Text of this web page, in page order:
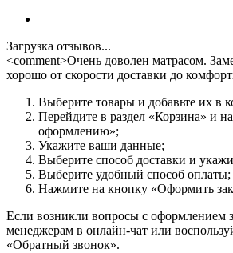
Загрузка отзывов...
<comment>Очень доволен матрасом.
хорошо от скорости доставки до
Выберите товары и добавьте их в
Перейдите в раздел «Корзина» и
оформлению»;
Укажите ваши данные;
Выберите способ доставки и
Выберите удобный способ оплаты;
Нажмите на кнопку «Оформить
Если возникли вопросы с оформлением
менеджерам в онлайн-чат или
«Обратный звонок».